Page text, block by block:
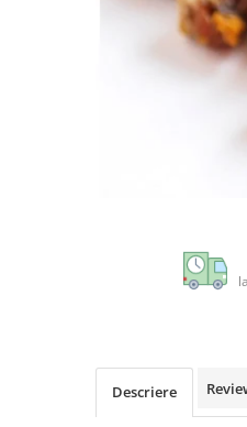
SUPLIMENTE CARDIO
HEPATOPROTECTOARE-BILA
SUPLIMENTE VITAMINE ȘI
SUPLIMENTE COLESTEROL
Descriere